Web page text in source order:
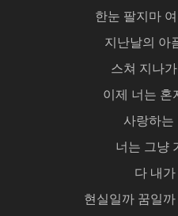
한눈 팔지마
지난날의 아
스쳐 지나
이제 너는 혼
사랑하는
너는 그냥
다 내가
현실일까 꿈일